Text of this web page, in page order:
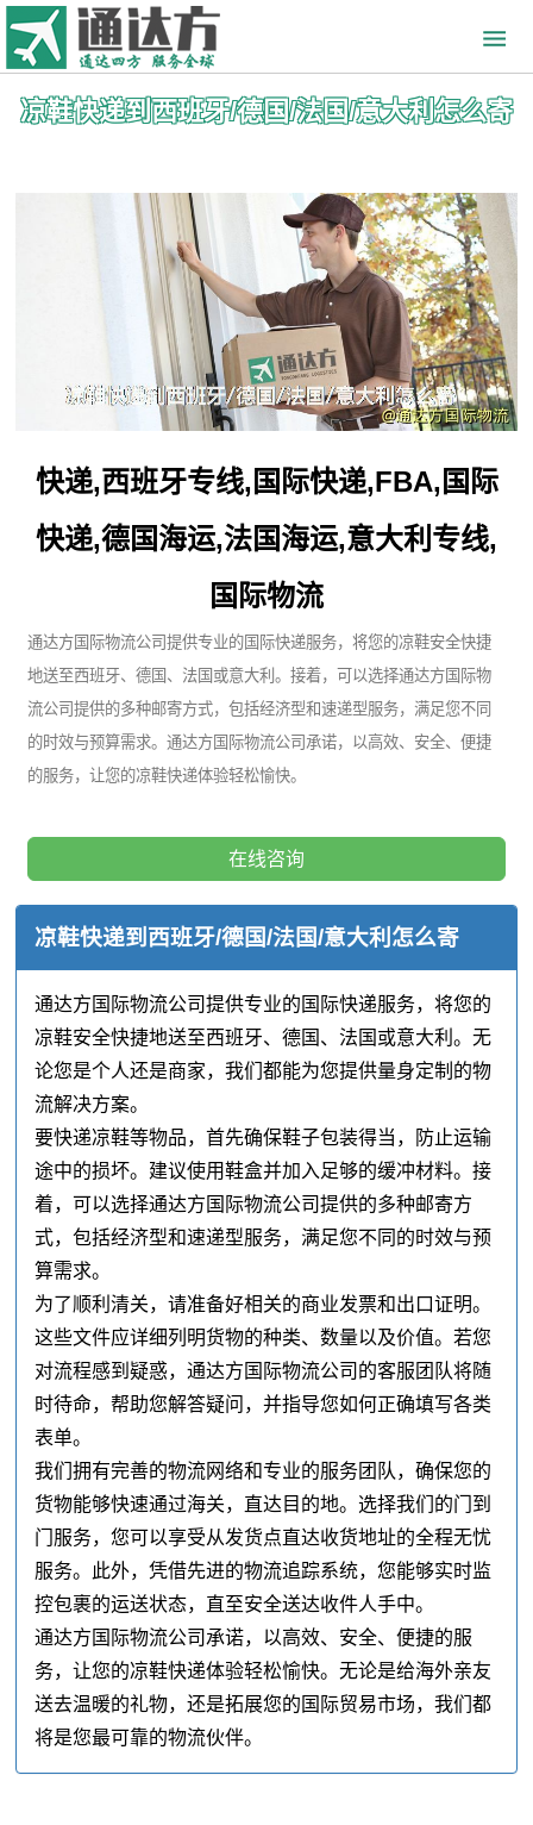
凉鞋快递到西班牙/德国/法国/意大利怎么寄
快递,西班牙专线,国际快递,FBA,国际
快递,德国海运,法国海运,意大利专线,
国际物流
通达方国际物流公司提供专业的国际快递服务，将您的凉鞋安全快捷
地送至西班牙、德国、法国或意大利。接着，可以选择通达方国际物
流公司提供的多种邮寄方式，包括经济型和速递型服务，满足您不同
的时效与预算需求。通达方国际物流公司承诺，以高效、安全、便捷
的服务，让您的凉鞋快递体验轻松愉快。
在线咨询
凉鞋快递到西班牙/德国/法国/意大利怎么寄
通达方国际物流公司提供专业的国际快递服务，将您的
凉鞋安全快捷地送至西班牙、德国、法国或意大利。无
论您是个人还是商家，我们都能为您提供量身定制的物
流解决方案。
要快递凉鞋等物品，首先确保鞋子包装得当，防止运输
途中的损坏。建议使用鞋盒并加入足够的缓冲材料。接
着，可以选择通达方国际物流公司提供的多种邮寄方
式，包括经济型和速递型服务，满足您不同的时效与预
算需求。
为了顺利清关，请准备好相关的商业发票和出口证明。
这些文件应详细列明货物的种类、数量以及价值。若您
对流程感到疑惑，通达方国际物流公司的客服团队将随
时待命，帮助您解答疑问，并指导您如何正确填写各类
表单。
我们拥有完善的物流网络和专业的服务团队，确保您的
货物能够快速通过海关，直达目的地。选择我们的门到
门服务，您可以享受从发货点直达收货地址的全程无忧
服务。此外，凭借先进的物流追踪系统，您能够实时监
控包裹的运送状态，直至安全送达收件人手中。
通达方国际物流公司承诺，以高效、安全、便捷的服
务，让您的凉鞋快递体验轻松愉快。无论是给海外亲友
送去温暖的礼物，还是拓展您的国际贸易市场，我们都
将是您最可靠的物流伙伴。